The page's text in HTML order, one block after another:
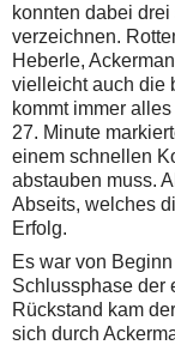
konnten dabei
verzeichnen.
Heberle,
vielleicht auch die
kommt immer
27. Minute
einem schnellen
abstauben muss.
Abseits, welches
Erfolg.
Es war von
Schlussphase der
Rückstand kam
sich durch